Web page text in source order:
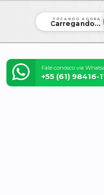
TOCANDO AGORA
Carregando...
Fale conosco via
+55 (61) 98416-